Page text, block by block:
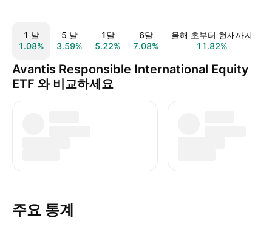
1 날
1.08%
5 날
3.59%
1달
5.22%
6달
7.08%
올해 초부터 현재까지
11.82%
Avantis Responsible International Equity
ETF 와 비교하세요
주요 통계